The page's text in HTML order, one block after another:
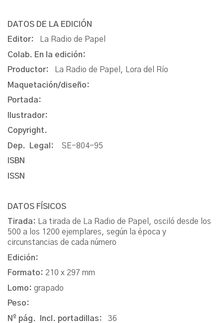
DATOS DE LA EDICIÓN
Editor:
La Radio de Papel
Colab. En la edición:
Productor:
La Radio de Papel, Lora del Río
Maquetación/diseño:
Portada:
Ilustrador:
Copyright.
Dep. Legal: SE-804-95
ISBN
ISSN
DATOS FÍSICOS
Tirada: La tirada de La Radio de Papel, osciló desde los
500 a los 1200 ejemplares, según la época y
circunstancias de cada número
Edición:
Formato: 210 x 297 mm
Lomo: grapado
Peso:
Nº pág. Incl. portadillas: 36